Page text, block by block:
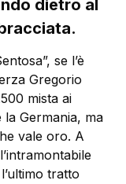
dietro al
se l’è
Gregorio
mista ai
la Germania, ma
vale oro. A
tratto